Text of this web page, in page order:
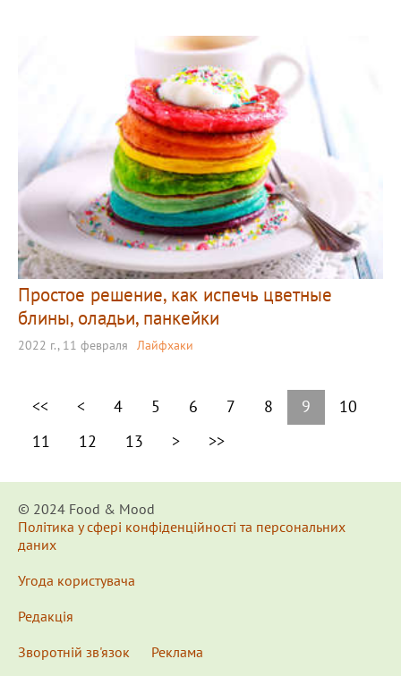
Простое решение, как испечь цветные
блины, оладьи, панкейки
2022 г., 11 февраля Лайфхаки
<< < 4 5 6 7 8 9
10
11
12 13 > >>
© 2024 Food & Мood
Політика у сфері конфіденційності та персональних
даних
Угода користувача
Редакція
Зворотній зв'язок
Реклама